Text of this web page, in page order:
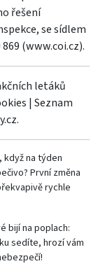
řešení
se sídlem
(www.coi.cz).
letáků
| Seznam
když na týden
První změna
rychle
bijí na poplach:
sedíte, hrozí vám